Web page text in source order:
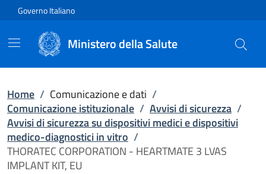
Vai direttamente al contenuto
Governo Italiano
Ministero della Salute
Home / Comunicazione e dati /
Comunicazione istituzionale / Avvisi di sicurezza /
Avvisi di sicurezza su dispositivi medici e dispositivi
medico-diagnostici in vitro /
THORATEC CORPORATION - HEARTMATE 3 LVAS
IMPLANT KIT, EU